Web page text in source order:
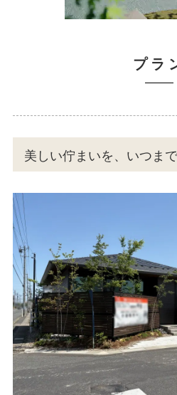
プラ
美しい佇まいを、いつま